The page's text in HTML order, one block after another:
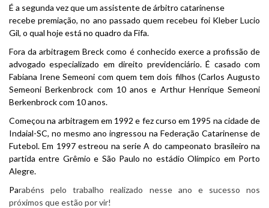
É a segunda vez que um assistente de árbitro catarinense
recebe premiação, no ano passado quem recebeu foi Kleber Lucio
Gil, o qual hoje está no quadro da Fifa.
Fora da arbitragem Breck como é conhecido exerce a profissão de
advogado especializado em direito previdenciário. É casado com
Fabiana Irene Semeoni com quem tem dois filhos (Carlos Augusto
Semeoni Berkenbrock com 10 anos e Arthur Henrique Semeoni
Berkenbrock com 10 anos.
Começou na arbitragem em 1992 e fez curso em 1995 na cidade de
Indaial-SC, no mesmo ano ingressou na Federação Catarinense de
Futebol. Em 1997 estreou na serie A do campeonato brasileiro na
partida entre Grêmio e São Paulo no estádio Olímpico em Porto
Alegre.
Parabéns pelo trabalho realizado nesse ano e sucesso nos
próximos que estão por vir!